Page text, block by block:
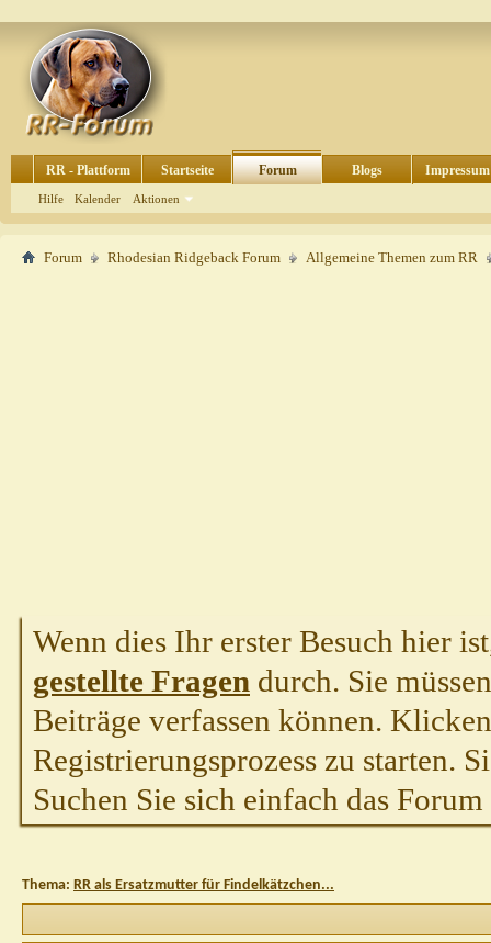
RR - Plattform Startseite Forum
Hilfe Kalender Aktionen
Blogs Impressum
Forum Rhodesian Ridgeback Forum Allgemeine Themen zum RR
Wenn dies Ihr erster Besuch hier
gestellte Fragen durch. Sie
Beiträge verfassen können.
Registrierungsprozess zu starten.
Suchen Sie sich einfach das
Thema: RR als Ersatzmutter für Findelkätzchen...